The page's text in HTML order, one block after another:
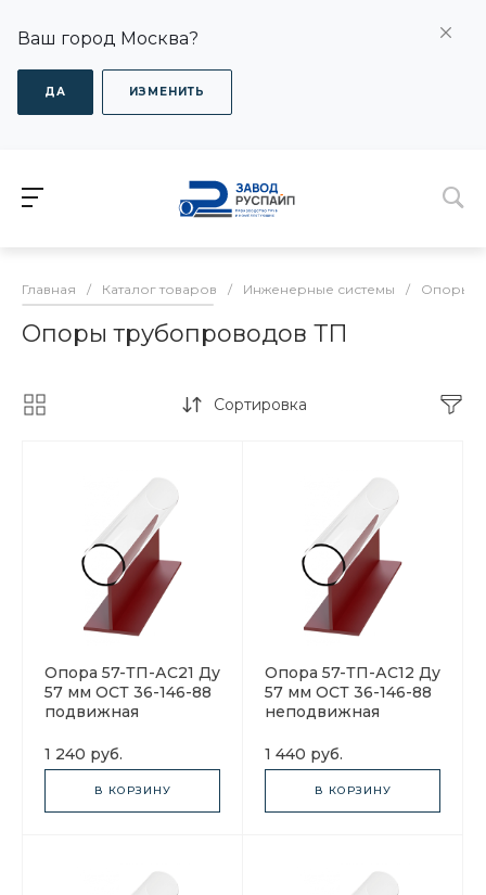
Ваш город Москва?
ДА ИЗМЕНИТЬ
Главная / Каталог товаров / Инженерные системы / Опоры
Опоры трубопроводов ТП
Сортировка
Опора 57-ТП-АС21 Ду
57 мм ОСТ 36-146-88
подвижная
1 240 руб.
В КОРЗИНУ
Опора 57-ТП-АС12 Ду
57 мм ОСТ 36-146-88
неподвижная
1 440 руб.
В КОРЗИНУ